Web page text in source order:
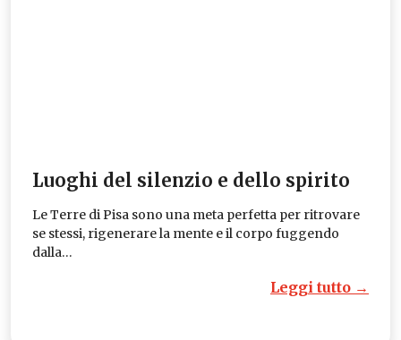
Luoghi del silenzio e dello spirito
Le Terre di Pisa sono una meta perfetta per ritrovare
se stessi, rigenerare la mente e il corpo fuggendo
dalla…
Leggi tutto →